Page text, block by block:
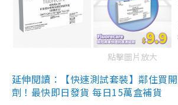
點擊圖片放大
延伸閱讀：【快速測試套裝】鄰住買
劑！最快即日發貨 每日15萬盒補貨